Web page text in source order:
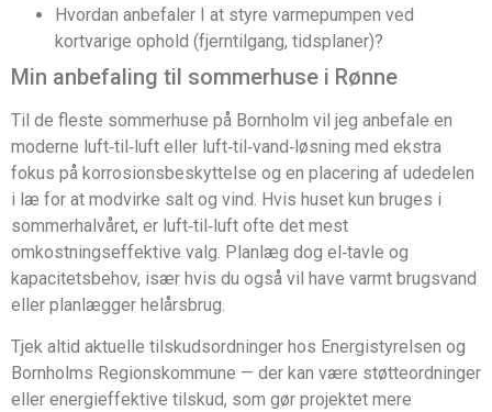
Hvordan anbefaler I at styre varmepumpen ved
kortvarige ophold (fjerntilgang, tidsplaner)?
Min anbefaling til sommerhuse i Rønne
Til de fleste sommerhuse på Bornholm vil jeg anbefale en
moderne luft‑til‑luft eller luft‑til‑vand‑løsning med ekstra
fokus på korrosionsbeskyttelse og en placering af udedelen
i læ for at modvirke salt og vind. Hvis huset kun bruges i
sommerhalvåret, er luft‑til‑luft ofte det mest
omkostningseffektive valg. Planlæg dog el‑tavle og
kapacitetsbehov, især hvis du også vil have varmt brugsvand
eller planlægger helårsbrug.
Tjek altid aktuelle tilskudsordninger hos Energistyrelsen og
Bornholms Regionskommune — der kan være støtteordninger
eller energieffektive tilskud, som gør projektet mere